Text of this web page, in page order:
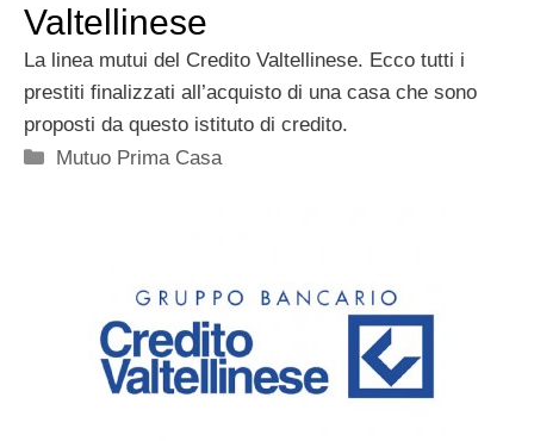
Valtellinese
La linea mutui del Credito Valtellinese. Ecco tutti i
prestiti finalizzati all’acquisto di una casa che sono
proposti da questo istituto di credito.
Categorie
Mutuo Prima Casa